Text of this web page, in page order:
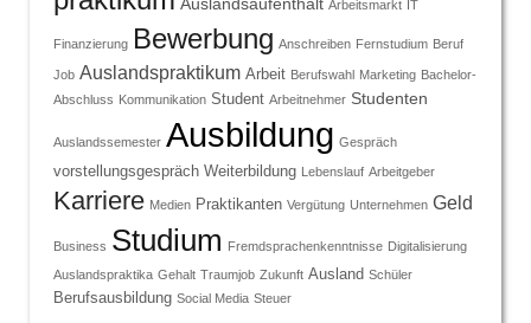
Arbeitsmarkt IT
Finanzierung Bewerbung Anschreiben Fernstudium Beruf
Job Auslandspraktikum Arbeit Berufswahl Marketing Bachelor-
Abschluss Kommunikation Student Arbeitnehmer Studenten
Auslandssemester Ausbildung Gespräch
vorstellungsgespräch Weiterbildung Lebenslauf Arbeitgeber
Karriere Medien Praktikanten Vergütung Unternehmen Geld
Business Studium Fremdsprachenkenntnisse Digitalisierung
Auslandspraktika Gehalt Traumjob Zukunft Ausland Schüler
Berufsausbildung Social Media Steuer